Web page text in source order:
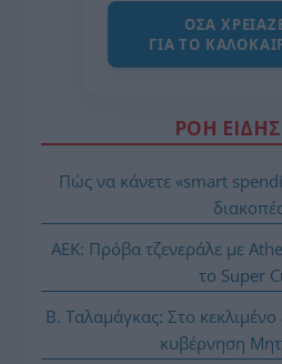
ΌΣΑ
ΓΙΑ ΤΟ
ΡΟΗ
Πώς να κάνετε «smart
ΑΕΚ: Πρόβα τζενεράλε με
το Super
Β. Ταλαμάγκας: Στο
κυβέρνηση